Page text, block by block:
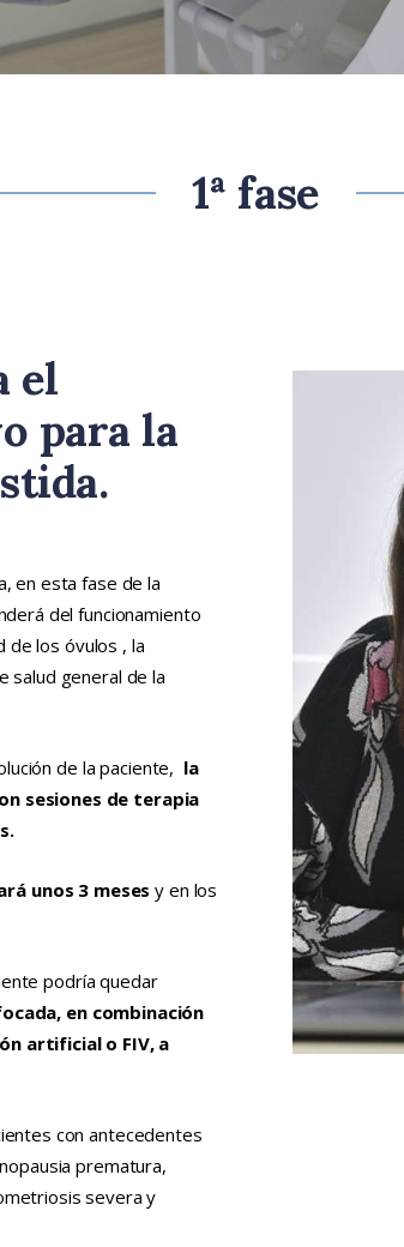
1ª fase
el
para la
en esta fase de la
del funcionamiento
de los óvulos , la
salud general de la
de la paciente, la
sesiones de terapia
unos 3 mesesy en los
podría quedar
en combinación
artificial o FIV, a
con antecedentes
prematura,
severa y